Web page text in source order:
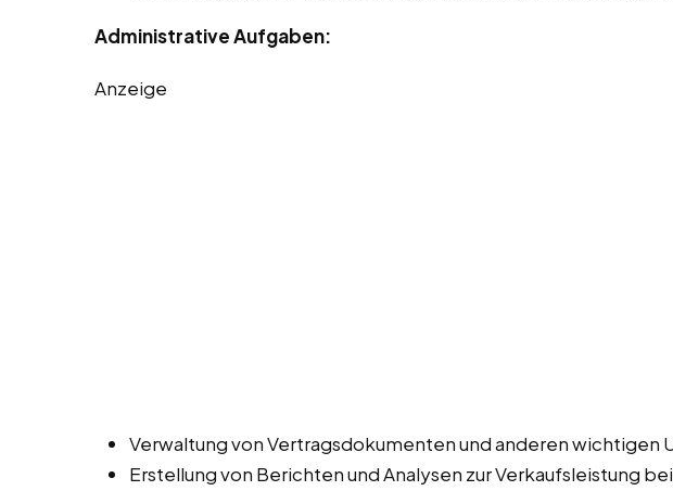
Administrative Aufgaben:
Anzeige
Verwaltung von Vertragsdokumenten und anderen wichtigen
Erstellung von Berichten und Analysen zur Verkaufsleistung